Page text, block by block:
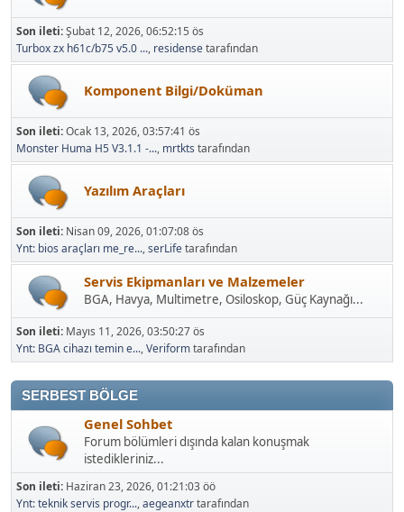
Son ileti:Şubat 12, 2026, 06:52:15 ös
Turbox zx h61c/b75 v5.0 ..., residensetarafından
Komponent Bilgi/Doküman
Son ileti:Ocak 13, 2026, 03:57:41 ös
Monster Huma H5 V3.1.1 -..., mrtkts tarafından
Yazılım Araçları
Son ileti: Nisan 09, 2026, 01:07:08 ös
Ynt: bios araçları me_re...,serLifetarafından
Servis Ekipmanları ve Malzemeler
BGA, Havya, Multimetre, Osiloskop, Güç Kaynağı...
Son ileti: Mayıs 11, 2026, 03:50:27 ös
Ynt: BGA cihazı temin e...,Veriformtarafından
SERBEST BÖLGE
Genel Sohbet
Forum bölümleri dışında kalan konuşmak
istedikleriniz...
Son ileti: Haziran 23, 2026, 01:21:03 öö
Ynt: teknik servis progr...,aegeanxtrtarafından